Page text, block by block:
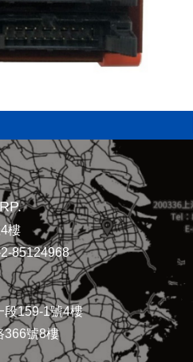
樓
85124968
段159-1號4樓
366號8樓